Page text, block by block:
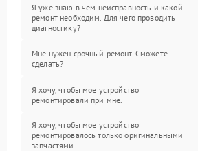
Я уже знаю в чем неисправность и какой
ремонт необходим. Для чего проводить
диагностику?
Мне нужен срочный ремонт. Сможете
сделать?
Я хочу, чтобы мое устройство
ремонтировали при мне.
Я хочу, чтобы мое устройство
ремонтировалось только оригинальными
запчастями.